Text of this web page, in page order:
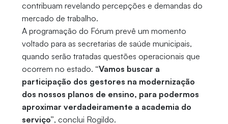
contribuam revelando percepções e demandas do
mercado de trabalho.
A programação do Fórum prevê um momento
voltado para as secretarias de saúde municipais,
quando serão tratadas questões operacionais que
ocorrem no estado. “Vamos buscar a
participação dos gestores na modernização
dos nossos planos de ensino, para podermos
aproximar verdadeiramente a academia do
serviço”, conclui Rogildo.